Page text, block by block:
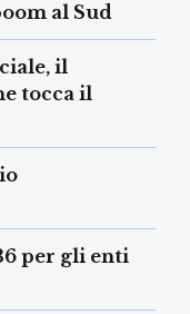
al Sud
il
tocca il
per gli enti